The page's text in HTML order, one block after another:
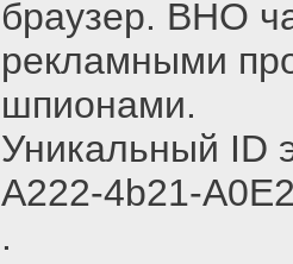
браузер. BHO
рекламными
шпионами.
Уникальный ID
A222-4b21-
.